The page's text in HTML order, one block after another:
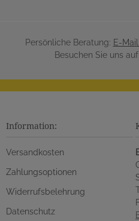
Persönliche Beratung: E-
Besuchen Sie uns
Information:
Versandkosten
Zahlungsoptionen
Widerrufsbelehrung
Datenschutz